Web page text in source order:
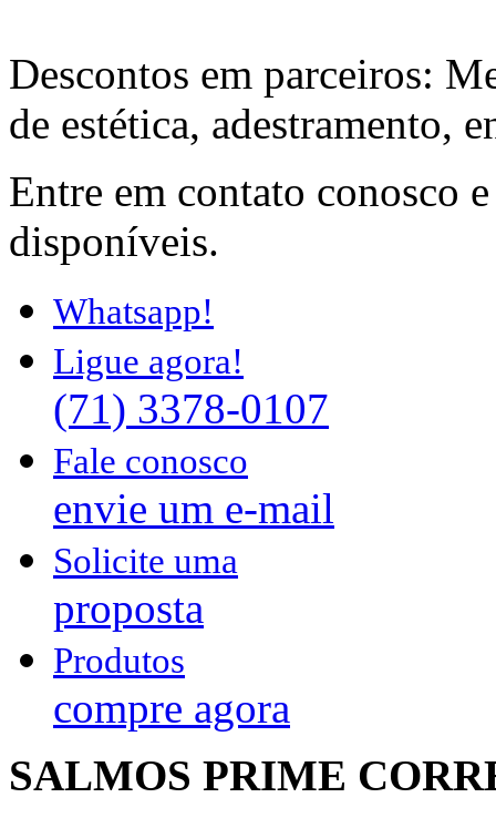
Descontos em parceiros:
de estética, adestramento,
Entre em contato conosco
disponíveis.
Whatsapp!
Ligue agora!
(71) 3378-0107
Fale conosco
envie um e-mail
Solicite uma
proposta
Produtos
compre agora
SALMOS PRIME